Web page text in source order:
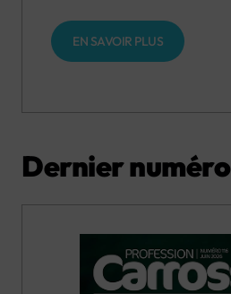
EN SAVOIR PLUS
Dernier numéro